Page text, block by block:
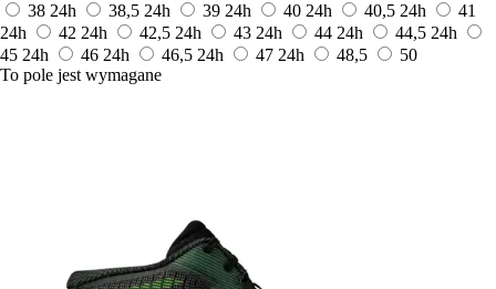
38 24h 38,5 24h 39 24h 40 24h 40,5 24h
41
24h
42 24h 42,5 24h 43 24h 44 24h 44,5 24h
45 24h 46 24h 46,5 24h 47 24h 48,5
50
To pole jest wymagane